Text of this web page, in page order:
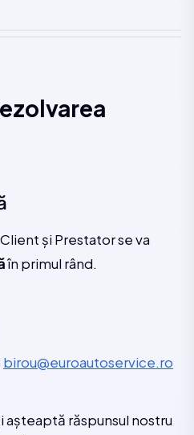
și Prestator se va
în primul rând.
birou@euroautoservice.ro
răspunsul nostru